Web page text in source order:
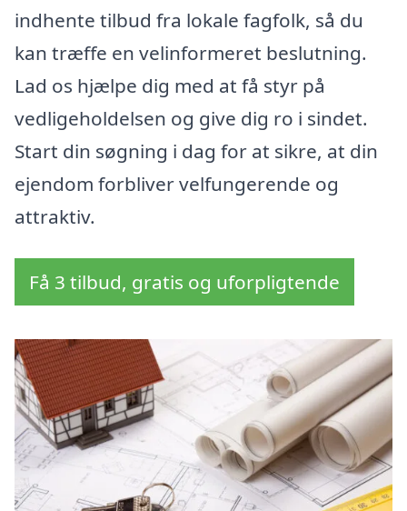
indhente tilbud fra lokale fagfolk, så du
kan træffe en velinformeret beslutning.
Lad os hjælpe dig med at få styr på
vedligeholdelsen og give dig ro i sindet.
Start din søgning i dag for at sikre, at din
ejendom forbliver velfungerende og
attraktiv.
Få 3 tilbud, gratis og uforpligtende